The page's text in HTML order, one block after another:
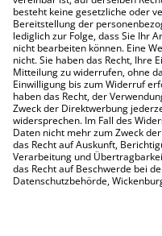
besteht keine gesetzliche oder
Bereitstellung der
lediglich zur Folge, dass Sie Ihr
nicht bearbeiten können. Eine
nicht. Sie haben das Recht, Ihre
Mitteilung zu widerrufen, ohne
Einwilligung bis zum Widerruf
haben das Recht, der
Zweck der Direktwerbung
widersprechen. Im Fall des
Daten nicht mehr zum Zweck
das Recht auf Auskunft,
Verarbeitung und
das Recht auf Beschwerde bei
Datenschutzbehörde,